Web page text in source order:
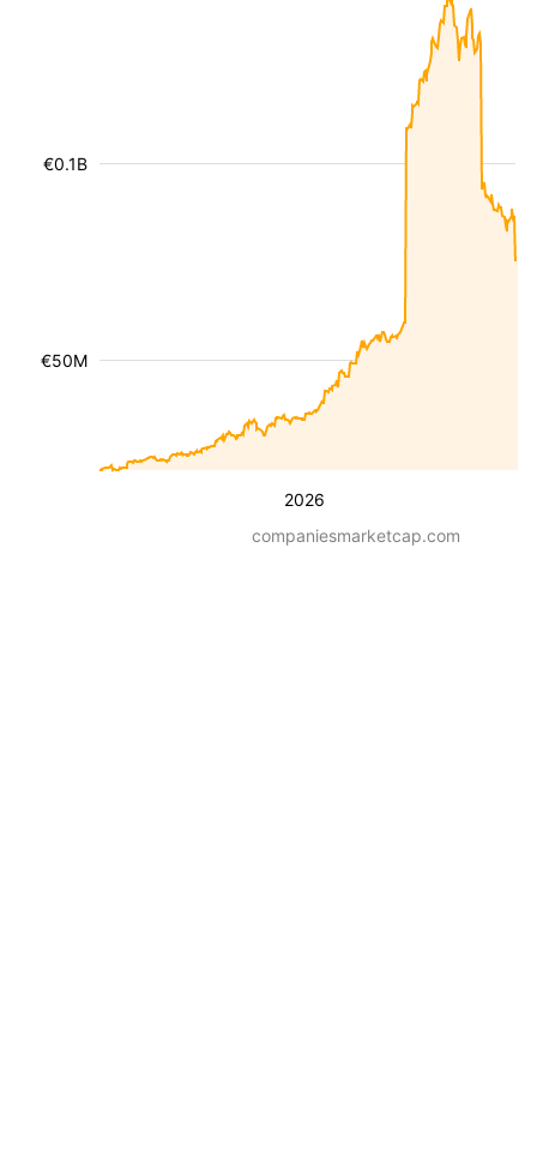
2026
€50M
€0.1B
companiesmarketcap.com